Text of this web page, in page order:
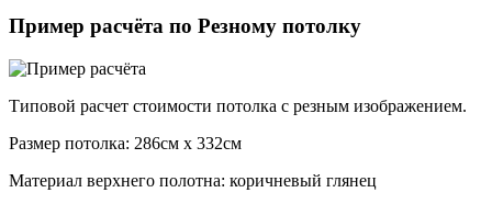
Пример расчёта по Резному потолку
Типовой расчет стоимости потолка с резным изображением.
Размер потолка: 286см x 332см
Материал верхнего полотна: коричневый глянец